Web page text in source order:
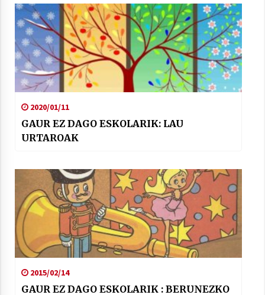
2020/01/11
GAUR EZ DAGO ESKOLARIK: LAU
URTAROAK
2015/02/14
GAUR EZ DAGO ESKOLARIK : BERUNEZKO